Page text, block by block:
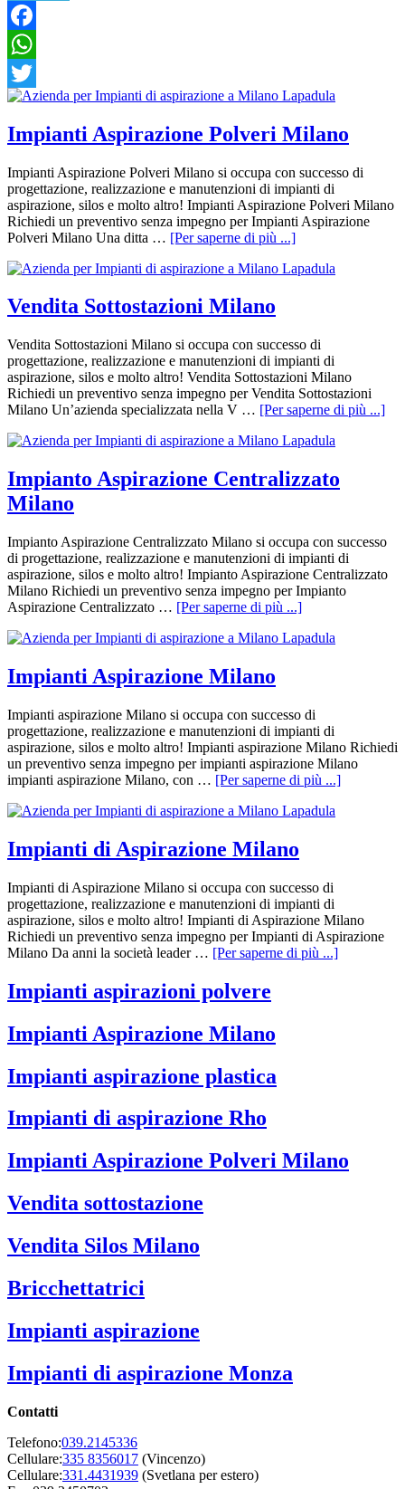
Facebook
WhatsApp
Twitter
Impianti Aspirazione Polveri Milano
Impianti Aspirazione Polveri Milano si occupa con successo di
progettazione, realizzazione e manutenzioni di impianti di
aspirazione, silos e molto altro! Impianti Aspirazione Polveri Milano
Richiedi un preventivo senza impegno per Impianti Aspirazione
Polveri Milano Una ditta … [Per saperne di più ...]
Vendita Sottostazioni Milano
Vendita Sottostazioni Milano si occupa con successo di
progettazione, realizzazione e manutenzioni di impianti di
aspirazione, silos e molto altro! Vendita Sottostazioni Milano
Richiedi un preventivo senza impegno per Vendita Sottostazioni
Milano Un’azienda specializzata nella V … [Per saperne di più ...]
Impianto Aspirazione Centralizzato
Milano
Impianto Aspirazione Centralizzato Milano si occupa con successo
di progettazione, realizzazione e manutenzioni di impianti di
aspirazione, silos e molto altro! Impianto Aspirazione Centralizzato
Milano Richiedi un preventivo senza impegno per Impianto
Aspirazione Centralizzato … [Per saperne di più ...]
Impianti Aspirazione Milano
Impianti aspirazione Milano si occupa con successo di
progettazione, realizzazione e manutenzioni di impianti di
aspirazione, silos e molto altro! Impianti aspirazione Milano Richiedi
un preventivo senza impegno per impianti aspirazione Milano
impianti aspirazione Milano, con … [Per saperne di più ...]
Impianti di Aspirazione Milano
Impianti di Aspirazione Milano si occupa con successo di
progettazione, realizzazione e manutenzioni di impianti di
aspirazione, silos e molto altro! Impianti di Aspirazione Milano
Richiedi un preventivo senza impegno per Impianti di Aspirazione
Milano Da anni la società leader … [Per saperne di più ...]
Impianti aspirazioni polvere
Impianti Aspirazione Milano
Impianti aspirazione plastica
Impianti di aspirazione Rho
Impianti Aspirazione Polveri Milano
Vendita sottostazione
Vendita Silos Milano
Bricchettatrici
Impianti aspirazione
Impianti di aspirazione Monza
Contatti
Telefono:039.2145336
Cellulare:335 8356017 (Vincenzo)
Cellulare:331.4431939 (Svetlana per estero)